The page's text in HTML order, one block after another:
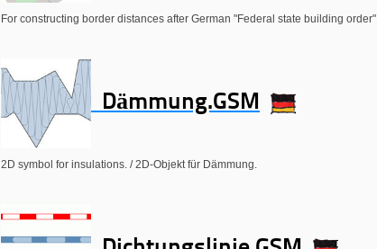
For constructing border distances after German "Federal state building
Dämmung.GSM
2D symbol for insulations. / 2D-Objekt für Dämmung.